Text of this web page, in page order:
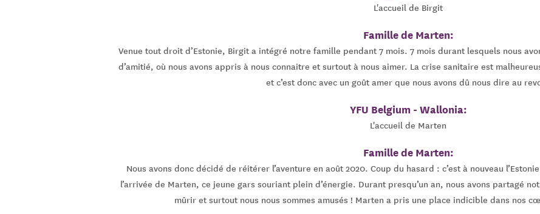
L'accueil de Birgit
Famille de Marten:
Venue tout droit d’Estonie, Birgit a intégré notre famille pendant 7 mois. 7 mois durant lesquels nous
d’amitié, où nous avons appris à nous connaitre et surtout à nous aimer. La crise sanitaire est
et c’est donc avec un goût amer que nous avons dû nous dire au
YFU Belgium - Wallonia:
L'accueil de Marten
Famille de Marten:
Nous avons donc décidé de réitérer l’aventure en août 2020. Coup du hasard : c’est à nouveau
l’arrivée de Marten, ce jeune gars souriant plein d’énergie. Durant presqu’un an, nous avons partagé
mûrir et surtout nous nous sommes amusés ! Marten a pris une place indicible dans nos